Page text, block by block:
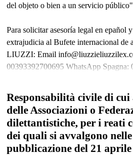
del objeto o bien a un servicio público"
Para solicitar asesoría legal en epañol
extrajudicia al Bufete internacional de
LIUZZI: Email
00393392700695 WhatsApp Spagna:
Responsabilità civile di cui
delle Associazioni o
dilettantistiche, per i reati
dei quali si avvalgono
pubblicazione del 21 aprile